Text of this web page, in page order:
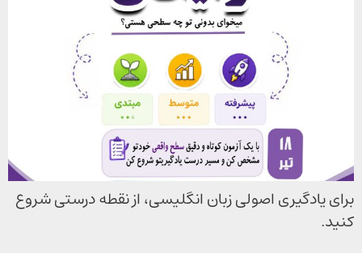
برای یادگیری اصولی زبان انگلیسی، از نقطه درستی شروع
کنید.